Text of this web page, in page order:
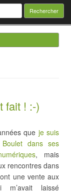
fait ! :-)
que je suis
dans ses
, mais
rencontres dans
une vente aux
m’avait laissé